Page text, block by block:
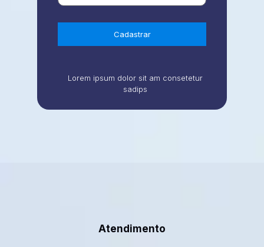
Lorem ipsum dolor sit am consetetur
sadips
Atendimento